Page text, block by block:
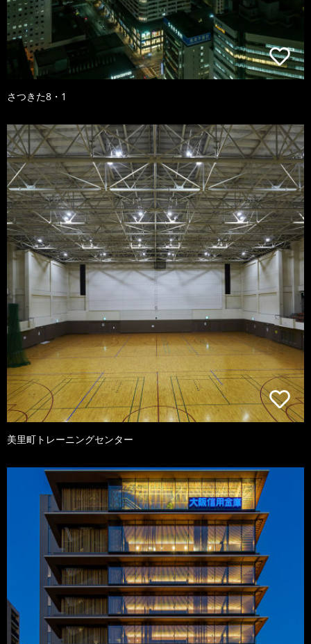
さつきた8・1
美里町トレーニングセンター